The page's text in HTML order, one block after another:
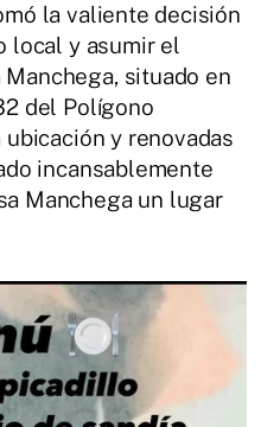
la valiente decisión
local y asumir el
situado en
del Polígono
y renovadas
incansablemente
Manchega un lugar